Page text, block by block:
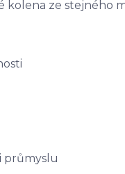
kolena ze stejného
průmyslu